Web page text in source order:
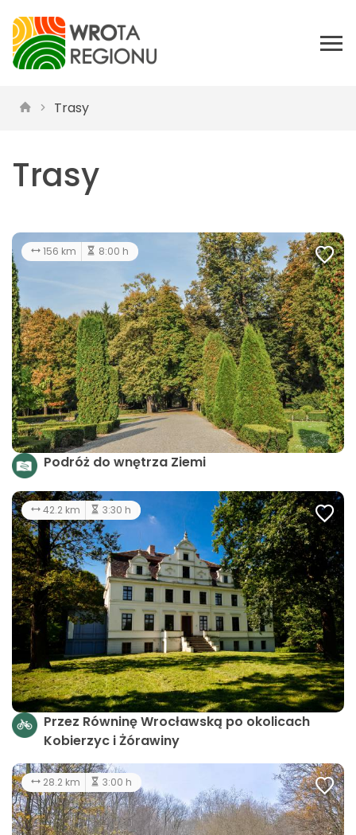
Trasy
Trasy
156 km 8:00 h
Podróż do wnętrza Ziemi
42.2 km 3:30 h
Przez Równinę Wrocławską po okolicach
Kobierzyc i Żórawiny
28.2 km 3:00 h